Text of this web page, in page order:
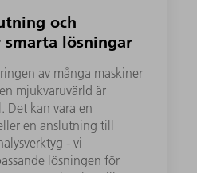
och
lösningar
av många maskiner
mjukvaruvärld är
Det kan vara en
en anslutning till
- vi
lösningen för